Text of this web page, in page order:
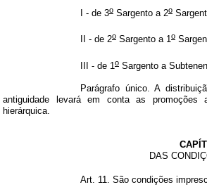
I - de 3o Sargento a 2o
II - de 2o Sargento a 1o
III - de 1o Sargento a
Parágrafo único. A
antiguidade levará em conta as promoções
hierárquica.
DAS
Art. 11. São condições